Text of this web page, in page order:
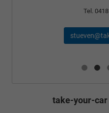
Tel.
take-your-car